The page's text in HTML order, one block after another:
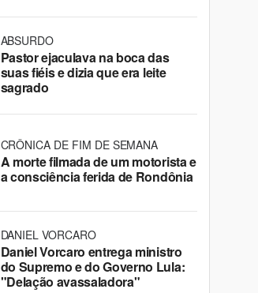
ABSURDO
Pastor ejaculava na boca das
suas fiéis e dizia que era leite
sagrado
CRÔNICA DE FIM DE SEMANA
A morte filmada de um motorista e
a consciência ferida de Rondônia
DANIEL VORCARO
Daniel Vorcaro entrega ministro
do Supremo e do Governo Lula:
"Delação avassaladora"